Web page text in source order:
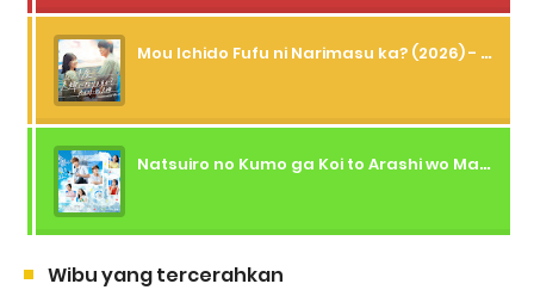
Mou Ichido Fufu ni Narimasu ka? (2026) - 01 Subtitle Indonesia
Natsuiro no Kumo ga Koi to Arashi wo Makiokosu (2026) - 01 Subtitle Indonesia
Wibu yang tercerahkan